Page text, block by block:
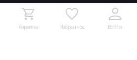
Корзина Избранное Войти